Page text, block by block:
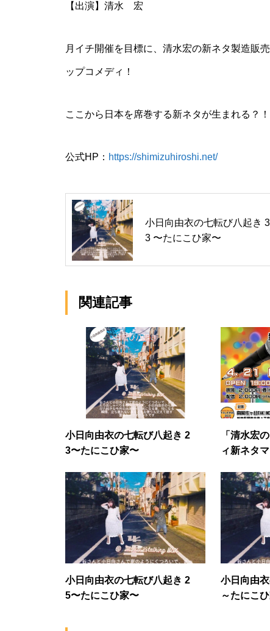
【出演】清水 宏
月イチ開催を目標に、清水宏の新ネタ製造販
ップコメディ！
ここから日本を席巻する新ネタが生まれる？！
公式HP： https://shimizuhiroshi.net/
小日向由衣の七転び八起き 3
3 〜たにこひ家〜
関連記事
小日向由衣の七転び八起き 2
3〜たにこひ家〜
「清水宏
ィ新ネタ
小日向由衣の七転び八起き 2
5〜たにこひ家〜
小日向由
～たにこ